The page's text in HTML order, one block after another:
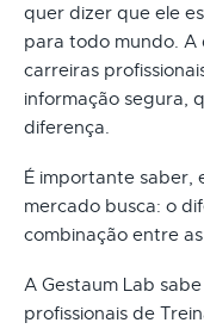
quer dizer que ele
para todo mundo. A
carreiras
informação segura,
diferença.
É importante saber,
mercado busca: o
combinação entre as
A Gestaum Lab
profissionais de